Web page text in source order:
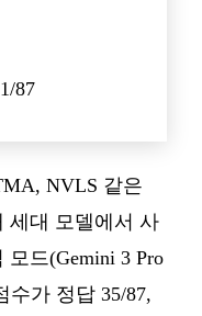
1/87
NVLS 같은
세대 모델에서 사
드(Gemini 3 Pro
수가 정답 35/87,